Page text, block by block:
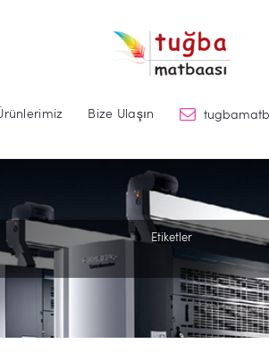
Bize Ulaşın
Etiketler